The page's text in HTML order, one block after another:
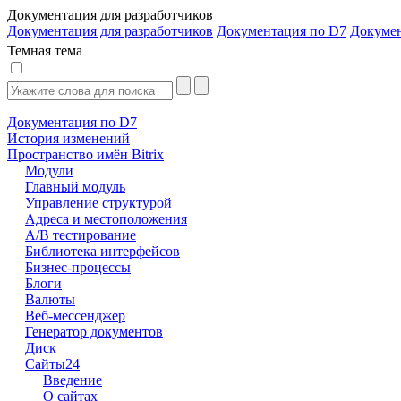
Документация для разработчиков
Документация для разработчиков Документация по D7
Темная тема
Документация по D7
История изменений
Пространство имён Bitrix
Модули
Главный модуль
Управление структурой
Адреса и местоположения
А/В тестирование
Библиотека интерфейсов
Бизнес-процессы
Блоги
Валюты
Веб-мессенджер
Генератор документов
Диск
Сайты24
Введение
О сайтах